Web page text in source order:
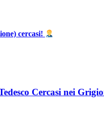
cercasi!
Cercasi nei